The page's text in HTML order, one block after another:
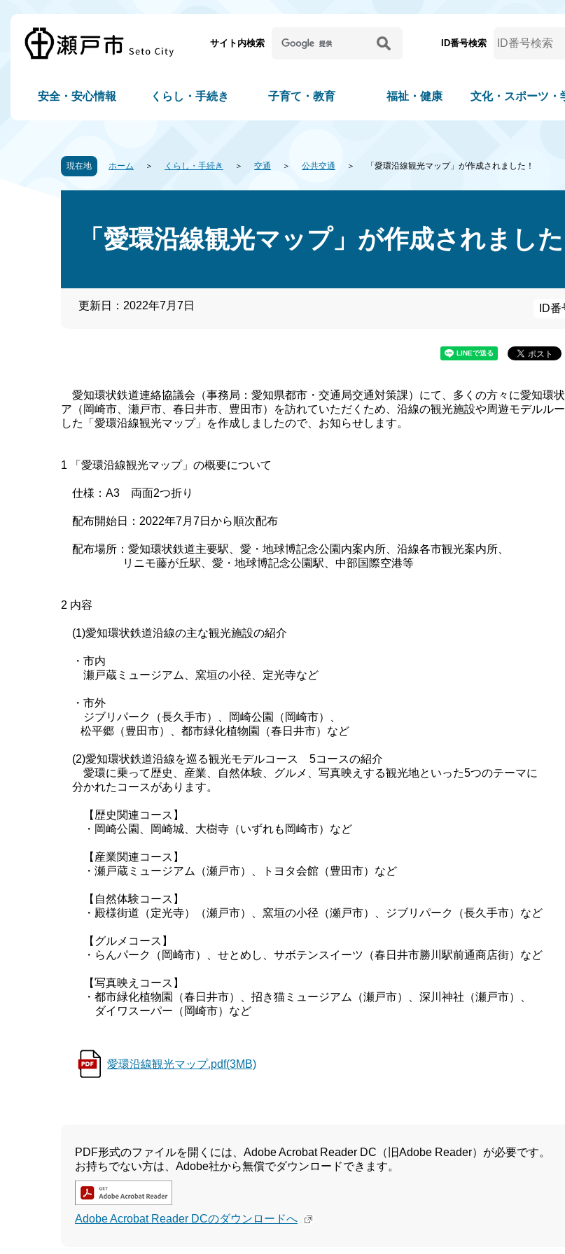
サイト内検索 ID番号検索
安全・安心情報 くらし・手続き 子育て・教育 福祉・健康 文化・スポーツ・
現在地 ホーム くらし・手続き 交通 公共交通 「愛環沿線観光マップ」が作成されました！
「愛環沿線観光マップ」が作成されました
更新日：2022年7月7日 ID
愛知環状鉄道連絡協議会（事務局：愛知県都市・交通局交通対策課）にて、多くの方々に愛知環
ア（岡崎市、瀬戸市、春日井市、豊田市）を訪れていただくため、沿線の観光施設や周遊モデルル
した「愛環沿線観光マップ」を作成しましたので、お知らせします。
1 「愛環沿線観光マップ」の概要について
仕様：A3 両面2つ折り
配布開始日：2022年7月7日から順次配布
配布場所：愛知環状鉄道主要駅、愛・地球博記念公園内案内所、沿線各市観光案内所、
リニモ藤が丘駅、愛・地球博記念公園駅、中部国際空港等
2 内容
(1)愛知環状鉄道沿線の主な観光施設の紹介
・市内
瀬戸蔵ミュージアム、窯垣の小径、定光寺など
・市外
ジブリパーク（長久手市）、岡崎公園（岡崎市）、
松平郷（豊田市）、都市緑化植物園（春日井市）など
(2)愛知環状鉄道沿線を巡る観光モデルコース 5コースの紹介
愛環に乗って歴史、産業、自然体験、グルメ、写真映えする観光地といった5つのテーマに
分かれたコースがあります。
【歴史関連コース】
・岡崎公園、岡崎城、大樹寺（いずれも岡崎市）など
【産業関連コース】
・瀬戸蔵ミュージアム（瀬戸市）、トヨタ会館（豊田市）など
【自然体験コース】
・殿様街道（定光寺）（瀬戸市）、窯垣の小径（瀬戸市）、ジブリパーク（長久手市）など
【グルメコース】
・らんパーク（岡崎市）、せとめし、サボテンスイーツ（春日井市勝川駅前通商店街）など
【写真映えコース】
・都市緑化植物園（春日井市）、招き猫ミュージアム（瀬戸市）、深川神社（瀬戸市）、
ダイワスーパー（岡崎市）など
愛環沿線観光マップ.pdf(3MB)
PDF形式のファイルを開くには、Adobe Acrobat Reader DC（旧Adobe Reader）が必要です。
お持ちでない方は、Adobe社から無償でダウンロードできます。
Adobe Acrobat Reader DCのダウンロードへ